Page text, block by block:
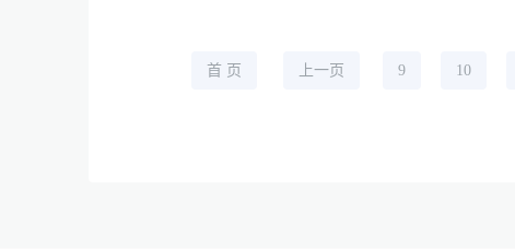
首 页 上一页 9 10